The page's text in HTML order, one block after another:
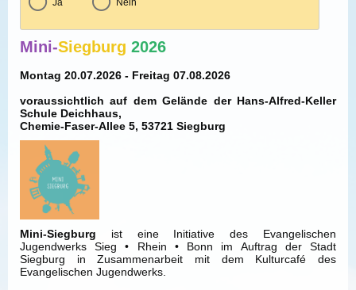
Ja Nein
Mini-Siegburg 2026
Montag 20.07.2026 - Freitag 07.08.2026
voraussichtlich auf dem Gelände der Hans-Alfred-Keller
Schule Deichhaus,
Chemie-Faser-Allee 5, 53721 Siegburg
Mini-Siegburg ist eine Initiative des Evangelischen
Jugendwerks Sieg • Rhein • Bonn im Auftrag der Stadt
Siegburg in Zusammenarbeit mit dem Kulturcafé des
Evangelischen Jugendwerks.